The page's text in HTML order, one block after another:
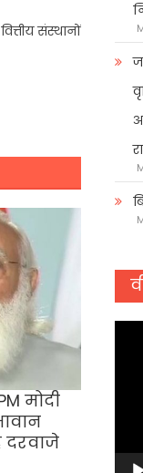
संस्थानों
मोदी